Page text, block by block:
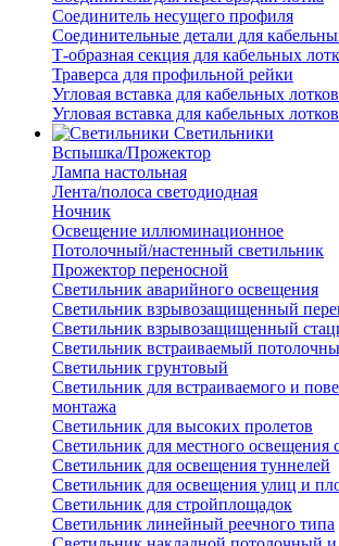
Соединитель несущего профиля
Соединительные детали для
Т-образная секция для кабельных
Траверса для профильной рейки
Угловая вставка для кабельных лотков
Угловая вставка для кабельных
Светильники
Вспышка/Прожектор
Лампа настольная
Лента/полоса светодиодная
Ночник
Освещение иллюминационное
Потолочный/настенный светильник
Прожектор переносной
Светильник аварийного освещения
Светильник взрывозащищенный
Светильник взрывозащищенный
Светильник встраиваемый
Светильник грунтовый
Светильник для встраиваемого и
монтажа
Светильник для высоких пролетов
Светильник для местного освещения
Светильник для освещения туннелей
Светильник для освещения улиц и
Светильник для стройплощадок
Светильник линейный реечного типа